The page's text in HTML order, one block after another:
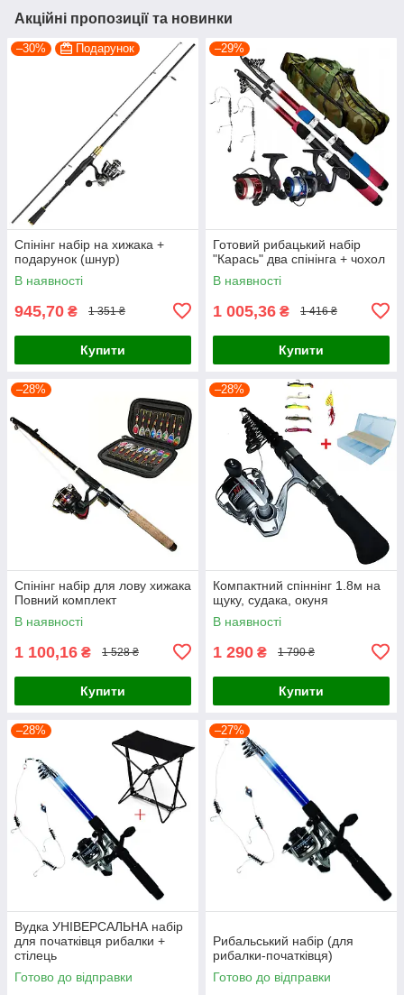
Акційні пропозиції та новинки
–30% Подарунок
Спінінг набір на хижака +
подарунок (шнур)
В наявності
945,70 ₴ 1 351 ₴
Купити
–29%
Готовий рибацький набір
"Карась" два спінінга + чохол
В наявності
1 005,36 ₴ 1 416 ₴
Купити
–28%
Спінінг набір для лову хижака
Повний комплект
В наявності
1 100,16 ₴ 1 528 ₴
Купити
–28%
Компактний спіннінг 1.8м на
щуку, судака, окуня
В наявності
1 290 ₴ 1 790 ₴
Купити
–28%
Вудка УНІВЕРСАЛЬНА набір
для початківця рибалки +
стілець
Готово до відправки
–27%
Рибальський набір (для
рибалки-початківця)
Готово до відправки